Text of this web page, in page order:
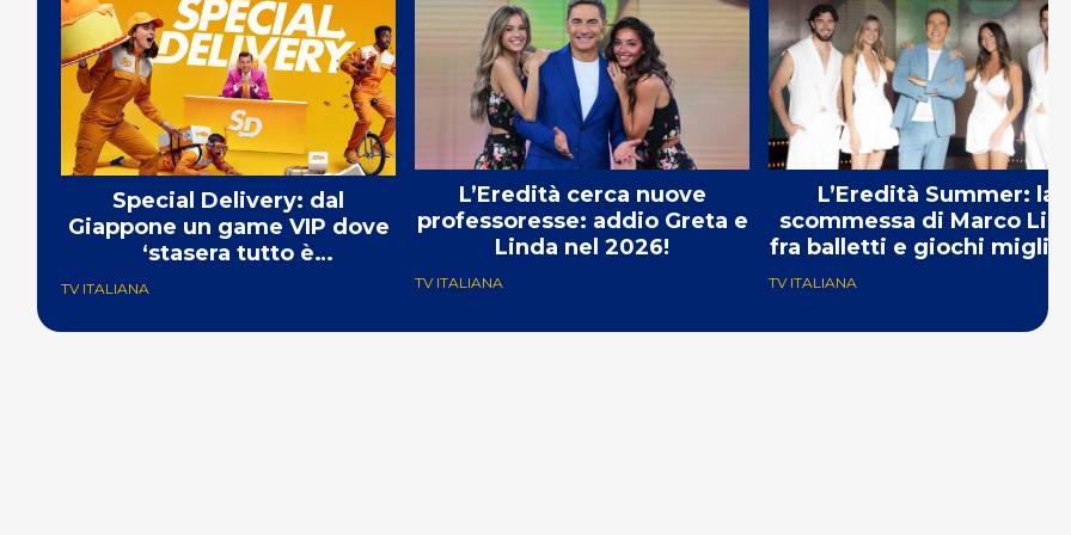
Special Delivery: dal
Giappone un game VIP dove
‘stasera tutto è
TV ITALIANA
L’Eredità cerca nuove
professoresse: addio Greta e
Linda nel 2026!
TV ITALIANA
L’Eredità Summer: la
scommessa di Marco
fra balletti e giochi
TV ITALIANA